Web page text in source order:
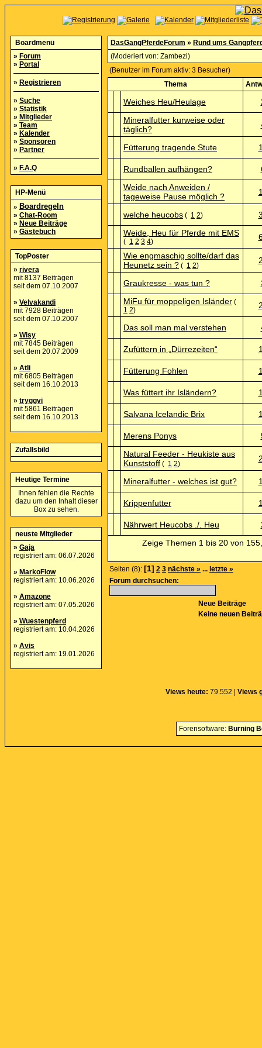
Boardmenü
» Forum
» Portal
» Registrieren
» Suche
» Statistik
» Mitglieder
» Team
» Kalender
» Sponsoren
» Partner
» F.A.Q
HP-Menü
» Boardregeln
» Chat-Room
» Neue Beiträge
» Gästebuch
TopPoster
» rivera
mit 8137 Beiträgen
seit dem 07.10.2007
» Velvakandi
mit 7928 Beiträgen
seit dem 07.10.2007
» Wisy
mit 7845 Beiträgen
seit dem 20.07.2009
» Atli
mit 6805 Beiträgen
seit dem 16.10.2013
» tryggvi
mit 5861 Beiträgen
seit dem 16.10.2013
Zufallsbild
Heutige Termine
Ihnen fehlen die Rechte
dazu um den Inhalt dieser
Box zu sehen.
neuste Mitglieder
» Gaja
registriert am: 06.07.2026
» MarkoFlow
registriert am: 10.06.2026
» Amazone
registriert am: 07.05.2026
» Wuestenpferd
registriert am: 10.04.2026
» Avis
registriert am: 19.01.2026
DasGangPferdeForum » Rund ums
(Moderiert von: Zambezi)
(Benutzer im Forum aktiv: 3 Besucher)
Thema
Weiches Heu/Heulage
Mineralfutter kurweise oder
täglich?
Fütterung tragende Stute
Rundballen aufhängen?
Weide nach Anweiden /
tageweise Pause möglich ?
welche heucobs ( 1 2)
Weide, Heu für Pferde mit EMS
( 1 2 3 4)
Wie engmaschig sollte/darf das
Heunetz sein ? ( 1 2)
Graukresse - was tun ?
MiFu für moppeligen Isländer (
1 2)
Das soll man mal verstehen
Zufüttern in „Dürrezeiten“
Fütterung Fohlen
Was füttert ihr Isländern?
Salvana Icelandic Brix
Merens Ponys
Natural Feeder - Heukiste aus
Kunststoff ( 1 2)
Mineralfutter - welches ist gut?
Krippenfutter
Nährwert Heucobs ./. Heu
Zeige Themen 1 bis 20 von
Seiten (8): [1] 2 3 nächste » ... letzte »
Forum durchsuchen:
Neue Beiträge
Keine neuen
Views heute: 79.552 | Views
Forensoftware: Burning